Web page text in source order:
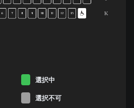
K
6 7 8 9 10 11 12 13
選択中
選択不可